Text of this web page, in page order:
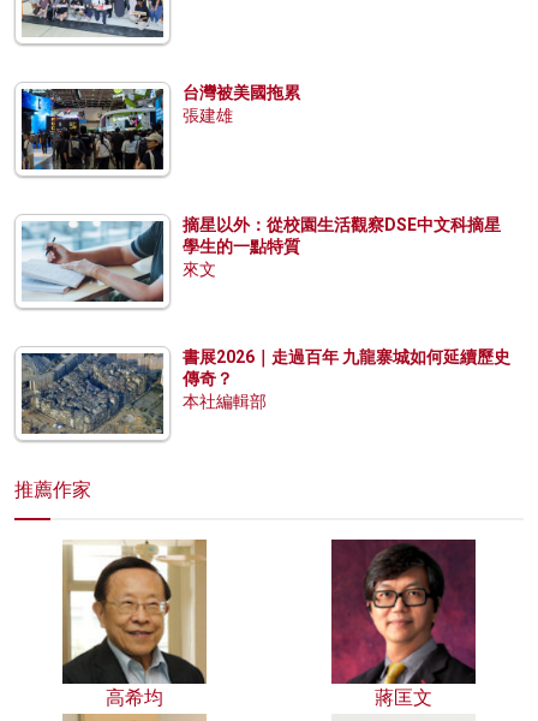
台灣被美國拖累
張建雄
摘星以外：從校園生活觀察DSE中文科摘星
學生的一點特質
來文
書展2026｜走過百年 九龍寨城如何延續歷史
傳奇？
本社編輯部
推薦作家
高希均 蔣匡文